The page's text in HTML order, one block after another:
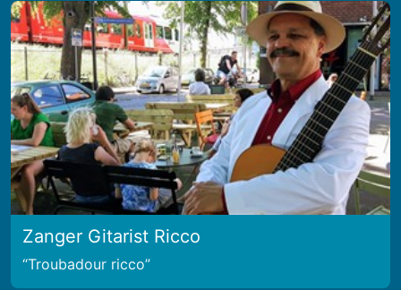
Zanger Gitarist Ricco
Troubadour ricco